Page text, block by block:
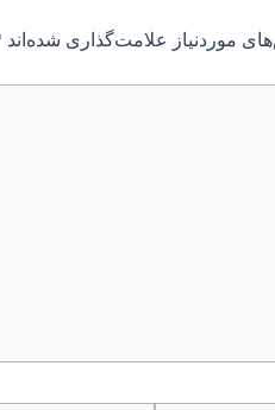
موردنیاز علامت‌گذاری شده‌اند